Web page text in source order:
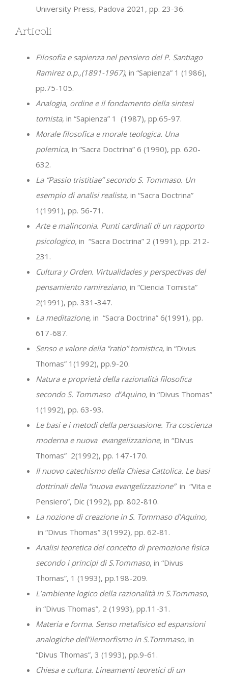
University Press, Padova 2021, pp. 23-36.
Articoli
Filosofia e sapienza nel pensiero del P. Santiago
Ramirez o.p.,(1891-1967), in “Sapienza” 1 (1986),
pp.75-105.
Analogia, ordine e il fondamento della sintesi
tomista, in “Sapienza” 1 (1987), pp.65-97.
Morale filosofica e morale teologica. Una
polemica, in “Sacra Doctrina” 6 (1990), pp. 620-
632.
La “Passio tristitiae” secondo S. Tommaso. Un
esempio di analisi realista, in “Sacra Doctrina”
1(1991), pp. 56-71.
Arte e malinconia. Punti cardinali di un rapporto
psicologico, in “Sacra Doctrina” 2 (1991), pp. 212-
231.
Cultura y Orden. Virtualidades y perspectivas del
pensamiento ramireziano, in “Ciencia Tomista”
2(1991), pp. 331-347.
La meditazione, in “Sacra Doctrina” 6(1991), pp.
617-687.
Senso e valore della “ratio” tomistica, in “Divus
Thomas” 1(1992), pp.9-20.
Natura e proprietà della razionalità filosofica
secondo S. Tommaso d’Aquino, in “Divus Thomas”
1(1992), pp. 63-93.
Le basi e i metodi della persuasione. Tra coscienza
moderna e nuova evangelizzazione, in “Divus
Thomas” 2(1992), pp. 147-170.
Il nuovo catechismo della Chiesa Cattolica. Le basi
dottrinali della “nuova evangelizzazione” in “Vita e
Pensiero”, Dic (1992), pp. 802-810.
La nozione di creazione in S. Tommaso d’Aquino,
in “Divus Thomas” 3(1992), pp. 62-81.
Analisi teoretica del concetto di premozione fisica
secondo i principi di S.Tommaso, in “Divus
Thomas”, 1 (1993), pp.198-209.
L’ambiente logico della razionalità in S.Tommaso,
in “Divus Thomas”, 2 (1993), pp.11-31.
Materia e forma. Senso metafisico ed espansioni
analogiche dell’ilemorfismo in S.Tommaso, in
“Divus Thomas”, 3 (1993), pp.9-61.
Chiesa e cultura. Lineamenti teoretici di un